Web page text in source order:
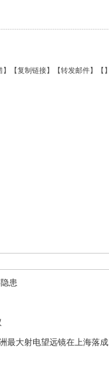
】【复制链接】【转发邮件】【 】
患
最大射电望远镜在上海落成